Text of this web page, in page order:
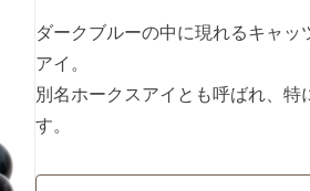
ダークブルーの中に現れるキャ
アイ。
別名ホークスアイとも呼ばれ、
す。